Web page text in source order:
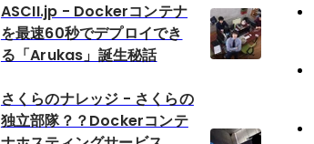
ASCII.jp - Dockerコンテナ
を最速60秒でデプロイでき
る「Arukas」誕生秘話
さくらのナレッジ - さくらの
独立部隊？？Dockerコンテ